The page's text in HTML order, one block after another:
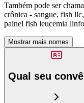
Também pode ser
crônica - sangue, fish
painel fish leucemia
Mostrar mais nomes
Qual seu